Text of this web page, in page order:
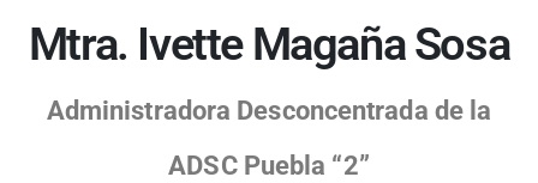
Mtra. Ivette Magaña Sosa
Administradora Desconcentrada de la
ADSC Puebla “2”